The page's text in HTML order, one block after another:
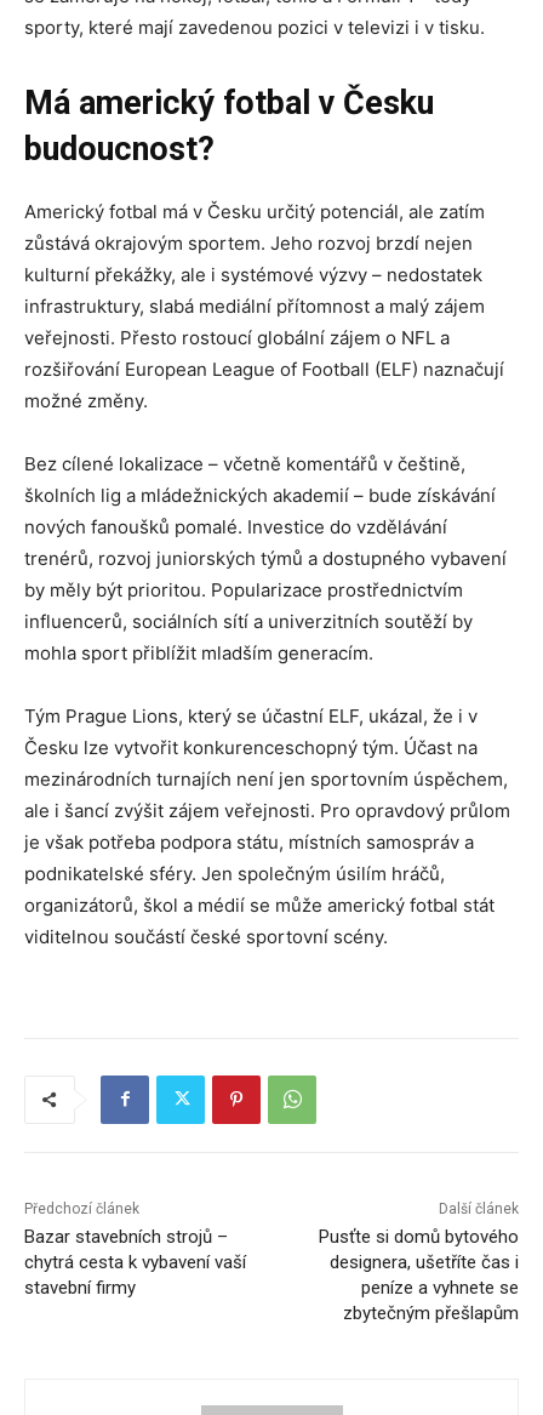
sporty, které mají zavedenou pozici v televizi i v tisku.
Má americký fotbal v Česku
budoucnost?
Americký fotbal má v Česku určitý potenciál, ale zatím
zůstává okrajovým sportem. Jeho rozvoj brzdí nejen
kulturní překážky, ale i systémové výzvy – nedostatek
infrastruktury, slabá mediální přítomnost a malý zájem
veřejnosti. Přesto rostoucí globální zájem o NFL a
rozšiřování European League of Football (ELF) naznačují
možné změny.
Bez cílené lokalizace – včetně komentářů v češtině,
školních lig a mládežnických akademií – bude získávání
nových fanoušků pomalé. Investice do vzdělávání
trenérů, rozvoj juniorských týmů a dostupného vybavení
by měly být prioritou. Popularizace prostřednictvím
influencerů, sociálních sítí a univerzitních soutěží by
mohla sport přiblížit mladším generacím.
Tým Prague Lions, který se účastní ELF, ukázal, že i v
Česku lze vytvořit konkurenceschopný tým. Účast na
mezinárodních turnajích není jen sportovním úspěchem,
ale i šancí zvýšit zájem veřejnosti. Pro opravdový průlom
je však potřeba podpora státu, místních samospráv a
podnikatelské sféry. Jen společným úsilím hráčů,
organizátorů, škol a médií se může americký fotbal stát
viditelnou součástí české sportovní scény.
Předchozí článek
Bazar stavebních strojů –
chytrá cesta k vybavení vaší
stavební firmy
Další článek
Pusťte si domů bytového
designera, ušetříte čas i
peníze a vyhnete se
zbytečným přešlapům